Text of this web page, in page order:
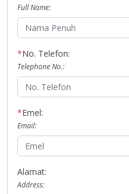
Full Name:
*No. Telefon:
Telephone No.:
*Emel:
Email:
Alamat:
Address: